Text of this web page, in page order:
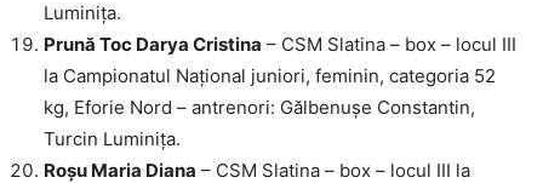
Luminița.
Prună Toc Darya Cristina – CSM Slatina – box – locul III
la Campionatul Național juniori, feminin, categoria 52
kg, Eforie Nord – antrenori: Gălbenușe Constantin,
Turcin Luminița.
Roșu Maria Diana – CSM Slatina – box – locul III la